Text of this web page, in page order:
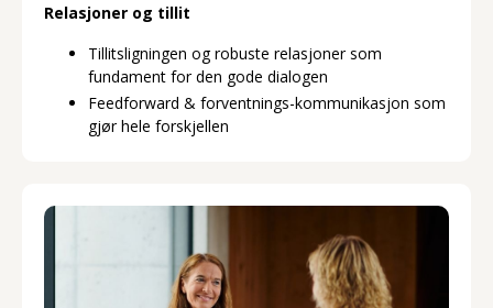
Relasjoner og tillit
Tillitsligningen og robuste relasjoner som
fundament for den gode dialogen
Feedforward & forventnings-kommunikasjon som
gjør hele forskjellen